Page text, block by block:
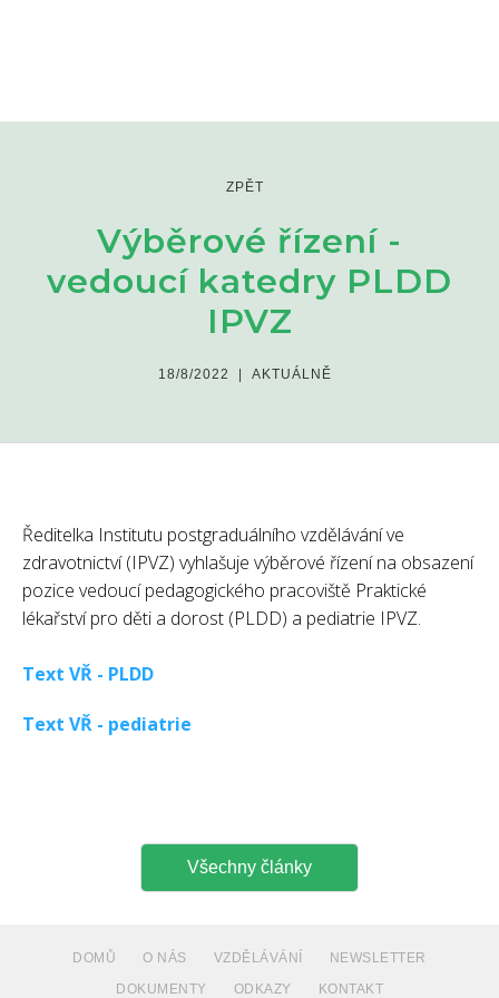
ZPĚT
Výběrové řízení -
vedoucí katedry PLDD
IPVZ
18/8/2022 | AKTUÁLNĚ
Ředitelka Institutu postgraduálního vzdělávání ve
zdravotnictví (IPVZ) vyhlašuje výběrové řízení na obsazení
pozice vedoucí pedagogického pracoviště Praktické
lékařství pro děti a dorost (PLDD) a pediatrie IPVZ.
Text VŘ - PLDD
Text VŘ - pediatrie
Všechny články
DOMŮ O NÁS VZDĚLÁVÁNÍ
NEWSLETTER
DOKUMENTY
ODKAZY KONTAKT